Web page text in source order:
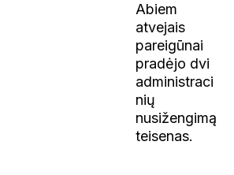
Abiem
atvejais
pareigūnai
pradėjo dvi
administraci
nių
nusižengimą
teisenas.